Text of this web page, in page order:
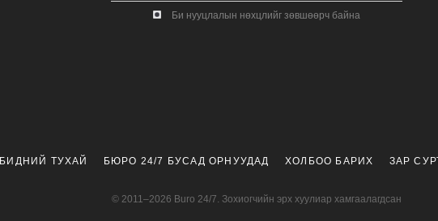
Би нууцлалын нөхцлийг зөвшөөрч байна
БИДНИЙ ТУХАЙ БЮРО 24/7 БУСАД ОРНУУДАД ХОЛБОО БАРИХ ЗАР
© 2011–2026 Buro 24/7. Зохиогчийн эрх хуулиар хамгаалагдсан